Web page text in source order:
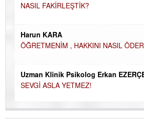
NASIL FAKİRLEŞTİK?
Harun KARA
ÖĞRETMENİM , HAKKINI NASIL
Uzman Klinik Psikolog Erkan
SEVGİ ASLA YETMEZ!